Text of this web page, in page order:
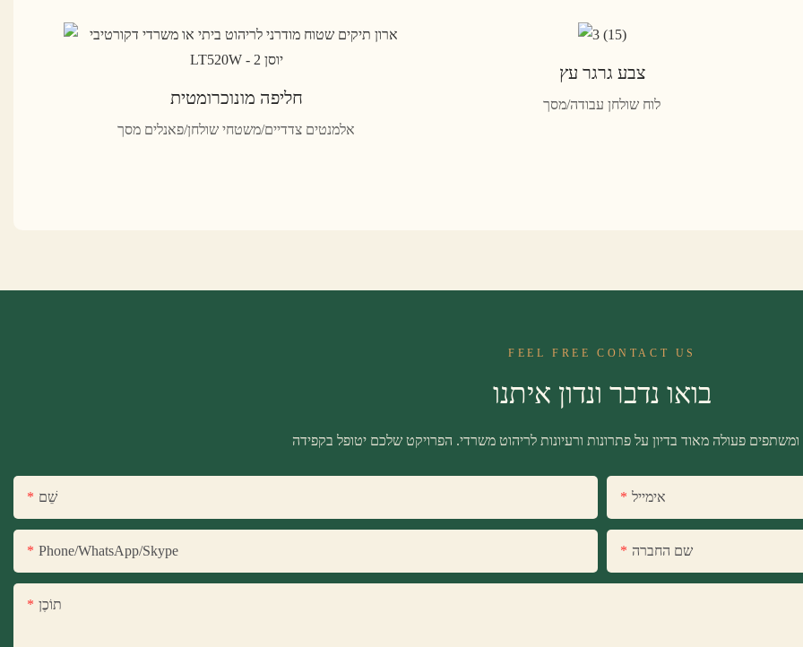
חליפה מונוכרומטית
אלמנטים צדדיים/משטחי שולחן/פאנלים מסך
צבע גרגר עץ
לוח שולחן עבודה/מסך
FEEL FREE CONTACT US
בואו נדבר ונדון איתנו
שֵׁם אימייל
Phone/WhatsApp/Skype שם החברה
תוֹכֶן